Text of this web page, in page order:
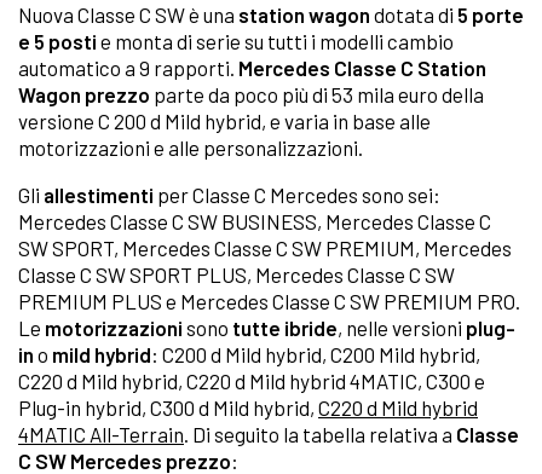
Nuova Classe C SW è una station wagon dotata di 5 porte
e 5 posti e monta di serie su tutti i modelli cambio
automatico a 9 rapporti. Mercedes Classe C Station
Wagon prezzo parte da poco più di 53 mila euro della
versione C 200 d Mild hybrid, e varia in base alle
motorizzazioni e alle personalizzazioni.
Gli allestimenti per Classe C Mercedes sono sei:
Mercedes Classe C SW BUSINESS, Mercedes Classe C
SW SPORT, Mercedes Classe C SW PREMIUM, Mercedes
Classe C SW SPORT PLUS, Mercedes Classe C SW
PREMIUM PLUS e Mercedes Classe C SW PREMIUM PRO.
Le motorizzazioni sono tutte ibride, nelle versioni plug-
in o mild hybrid: C200 d Mild hybrid, C200 Mild hybrid,
C220 d Mild hybrid, C220 d Mild hybrid 4MATIC, C300 e
Plug-in hybrid, C300 d Mild hybrid, C220 d Mild hybrid
4MATIC All-Terrain . Di seguito la tabella relativa a Classe
C SW Mercedes prezzo: